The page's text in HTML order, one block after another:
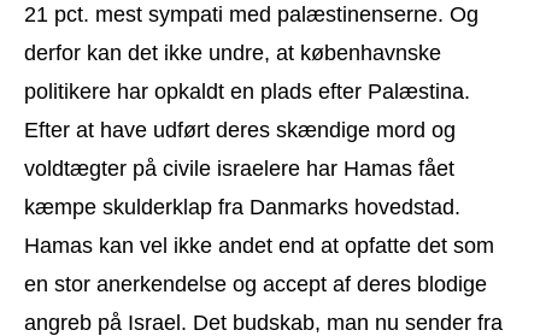
21 pct. mest sympati med palæstinenserne. Og
derfor kan det ikke undre, at københavnske
politikere har opkaldt en plads efter Palæstina.
Efter at have udført deres skændige mord og
voldtægter på civile israelere har Hamas fået
kæmpe skulderklap fra Danmarks hovedstad.
Hamas kan vel ikke andet end at opfatte det som
en stor anerkendelse og accept af deres blodige
angreb på Israel. Det budskab, man nu sender fra